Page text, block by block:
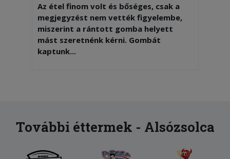
Az étel finom volt és bőséges, csak a
megjegyzést nem vették figyelembe,
miszerint a rántott gomba helyett
mást szeretnénk kérni. Gombát
kaptunk...
2026-01-03 - Csaba:
köszönjük!
További éttermek - Alsózsolca